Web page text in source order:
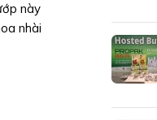
này
nhài